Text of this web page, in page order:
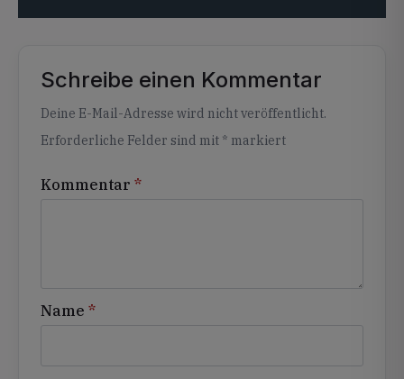
Schreibe einen Kommentar
Deine E-Mail-Adresse wird nicht veröffentlicht.
Erforderliche Felder sind mit * markiert
Kommentar *
Name *
Alternative: